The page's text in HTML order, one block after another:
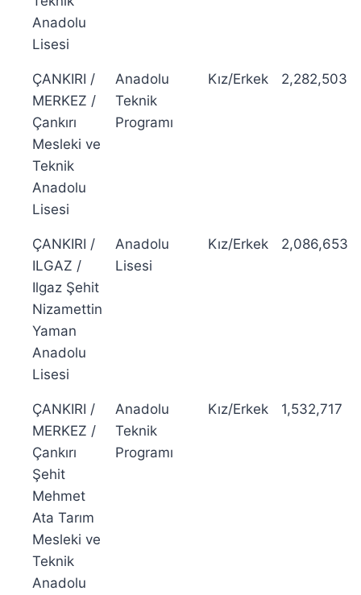
Anadolu
Lisesi
ÇANKIRI /
MERKEZ /
Çankırı
Mesleki ve
Teknik
Anadolu
Lisesi
Anadolu
Teknik
Programı
Kız/Erkek 2,282,503
ÇANKIRI /
ILGAZ /
Ilgaz Şehit
Nizamettin
Yaman
Anadolu
Lisesi
Anadolu
Lisesi
Kız/Erkek 2,086,653
ÇANKIRI /
MERKEZ /
Çankırı
Şehit
Mehmet
Ata Tarım
Mesleki ve
Teknik
Anadolu
Anadolu
Teknik
Programı
Kız/Erkek 1,532,717